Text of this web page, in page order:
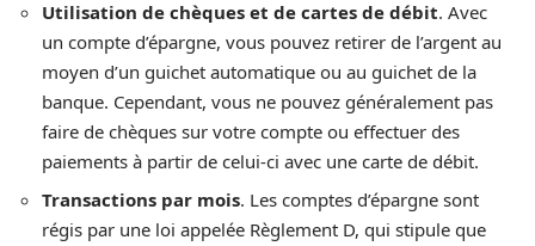
Utilisation de chèques et de cartes de débit. Avec
un compte d’épargne, vous pouvez retirer de l’argent au
moyen d’un guichet automatique ou au guichet de la
banque. Cependant, vous ne pouvez généralement pas
faire de chèques sur votre compte ou effectuer des
paiements à partir de celui-ci avec une carte de débit.
Transactions par mois. Les comptes d’épargne sont
régis par une loi appelée Règlement D, qui stipule que